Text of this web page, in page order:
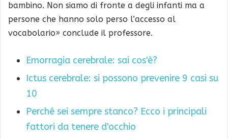
bambino. Non siamo di fronte a degli infanti ma a
persone che hanno solo perso l’accesso al
vocabolario» conclude il professore.
Emorragia cerebrale: sai cos'è?
Ictus cerebrale: si possono prevenire 9 casi su
10
Perché sei sempre stanco? Ecco i principali
fattori da tenere d'occhio